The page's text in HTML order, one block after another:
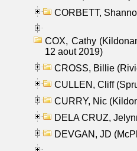
CORBETT,
COX, Cathy
12 aout 2019)
CROSS, Billie
CULLEN, Cliff
CURRY, Nic
DELA CRUZ,
DEVGAN, JD